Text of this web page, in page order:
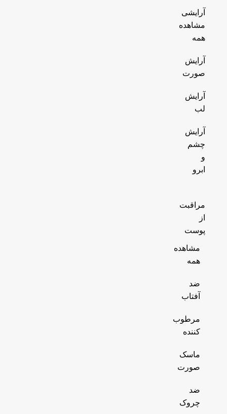
آرایشی
مشاهده
همه
آرایش
صورت
آرایش
لب
آرایش
چشم
و
ابرو
مراقبت
از
پوست
مشاهده
همه
ضد
آفتاب
مرطوب
کننده
ماسک
صورت
ضد
چروک